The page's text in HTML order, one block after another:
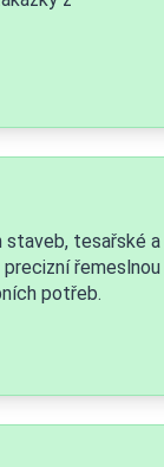
staveb, tesařské a
řemeslnou
potřeb.